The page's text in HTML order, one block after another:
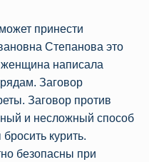
принести
Степанова это
написала
Заговор
Заговор против
и несложный способ
курить.
безопасны при